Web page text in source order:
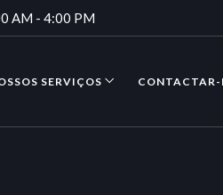
AM - 4:00 PM
SERVIÇOS CONTACTAR-